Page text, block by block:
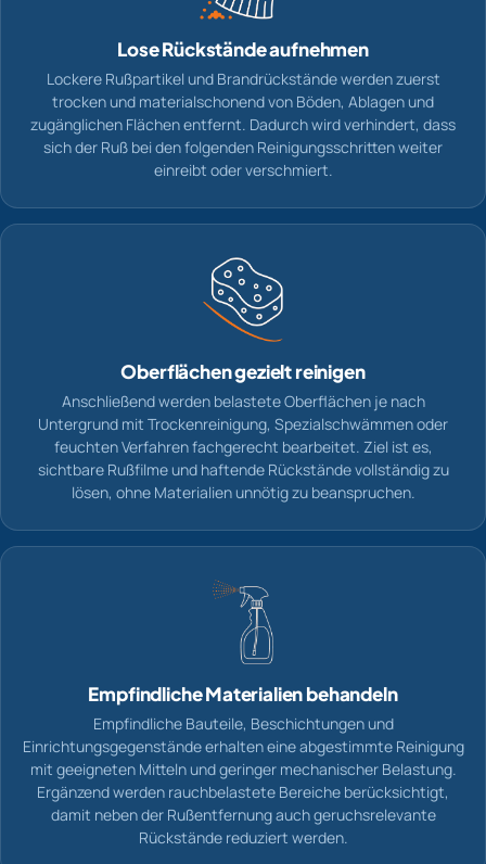
Lose Rückstände aufnehmen
Lockere Rußpartikel und Brandrückstände werden zuerst
trocken und materialschonend von Böden, Ablagen und
zugänglichen Flächen entfernt. Dadurch wird verhindert, dass
sich der Ruß bei den folgenden Reinigungsschritten weiter
einreibt oder verschmiert.
Oberflächen gezielt reinigen
Anschließend werden belastete Oberflächen je nach
Untergrund mit Trockenreinigung, Spezialschwämmen oder
feuchten Verfahren fachgerecht bearbeitet. Ziel ist es,
sichtbare Rußfilme und haftende Rückstände vollständig zu
lösen, ohne Materialien unnötig zu beanspruchen.
Empfindliche Materialien behandeln
Empfindliche Bauteile, Beschichtungen und
Einrichtungsgegenstände erhalten eine abgestimmte Reinigung
mit geeigneten Mitteln und geringer mechanischer Belastung.
Ergänzend werden rauchbelastete Bereiche berücksichtigt,
damit neben der Rußentfernung auch geruchsrelevante
Rückstände reduziert werden.